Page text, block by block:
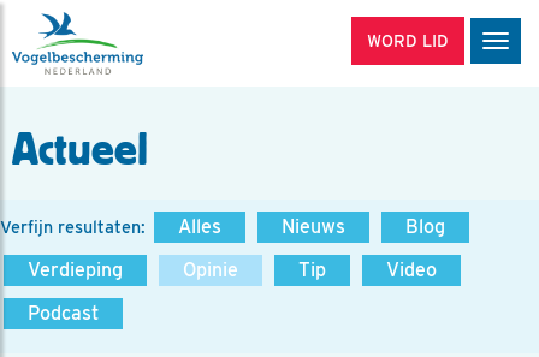
WORD LID
Actueel
Verfijn resultaten: Alles Nieuws
Blog
Verdieping
Opinie Tip
Video
Podcast